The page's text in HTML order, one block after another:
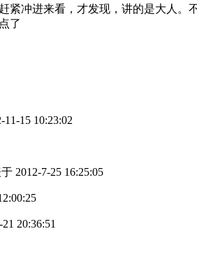
紧冲进来看，才发现，讲的是大人
了
15 10:23:02
2012-7-25 16:25:05
20:36:51